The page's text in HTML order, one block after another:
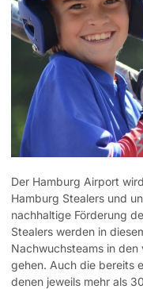
Der Hamburg Airport
Hamburg Stealers und
nachhaltige Förderung
Stealers werden in
Nachwuchsteams in
gehen. Auch die bereits
denen jeweils mehr als